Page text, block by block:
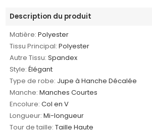
Description du produit
Matière: Polyester
Tissu Principal: Polyester
Autre Tissu: Spandex
Style: Élégant
Type de robe: Jupe à Hanche Décalée
Manche: Manches Courtes
Encolure: Col en V
Longueur: Mi-longueur
Tour de taille: Taille Haute